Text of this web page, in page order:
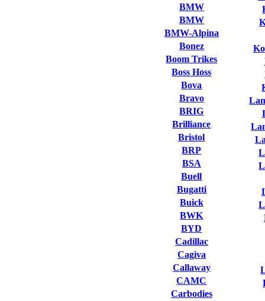
BMW
BMW
BMW-Alpina
Bonez
Boom Trikes
Boss Hoss
Bova
Bravo
BRIG
Brilliance
Bristol
BRP
BSA
Buell
Bugatti
Buick
BWK
BYD
Cadillac
Cagiva
Callaway
CAMC
Carbodies